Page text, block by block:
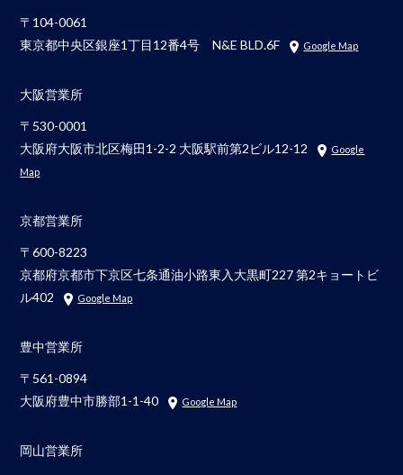
〒104-0061
東京都中央区銀座1丁目12番4号 N&E BLD.6F
Google Map
大阪営業所
〒530-0001
大阪府大阪市北区梅田1-2-2 大阪駅前第2ビル12-12
Google
Map
京都営業所
〒600-8223
京都府京都市下京区七条通油小路東入大黒町227 第2キョートビ
ル402
Google Map
豊中営業所
〒561-0894
大阪府豊中市勝部1-1-40
Google Map
岡山営業所